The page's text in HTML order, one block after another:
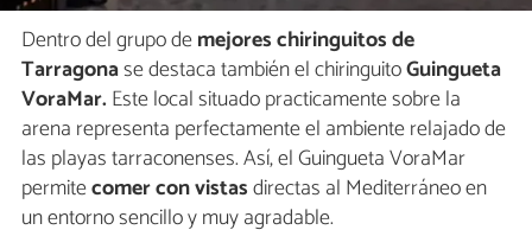
Dentro del grupo demejores chiringuitos de
Tarragonase destaca también el chiringuitoGuingueta
VoraMar.Este local situado practicamente sobre la
arena representa perfectamente el ambiente relajado de
las playas tarraconenses. Así, el Guingueta VoraMar
permitecomer con vistasdirectas al Mediterráneo en
un entorno sencillo y muy agradable.